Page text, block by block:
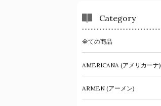
Category
全ての商品
AMERICANA (アメリカーナ)
ARMEN (アーメン)